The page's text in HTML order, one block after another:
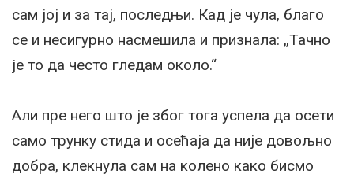
сам јој и за тај, последњи. Кад је чула, благо
се и несигурно насмешила и признала: „Тачно
је то да често гледам около.“
Али пре него што је због тога успела да осети
само трунку стида и осећаја да није довољно
добра, клекнула сам на колено како бисмо